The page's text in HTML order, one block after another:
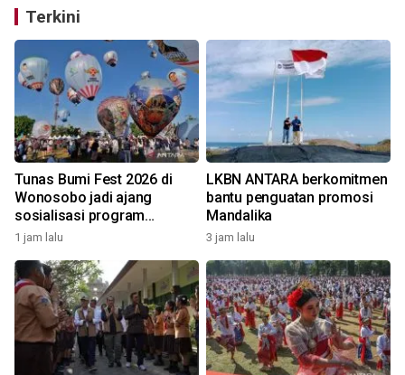
Terkini
Tunas Bumi Fest 2026 di
Wonosobo jadi ajang
sosialisasi program
pemerintah lewat balon
1 jam lalu
LKBN ANTARA berkomitmen
bantu penguatan promosi
Mandalika
3 jam lalu